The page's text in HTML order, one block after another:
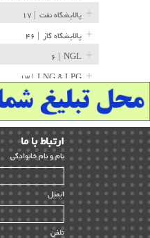
پالایشگاه نفت
پالایشگاه گاز
NGL
LNG & LPG | ۱۳
خط لوله | ۳۶
مخازن ذخیره | ۱۵
پتروشیمی | ۱۴
بازرسی و QC | ۱۵
HSE | ۳۹
ساخت و نصب | ۱۲
راه اندازی | ۹
ارﺗﺒﺎط ﺑﺎ ما
ﻧﺎم و ﻧﺎم ﺧﺎﻧﻮادﮔﻰ
ایمیل
تلفن